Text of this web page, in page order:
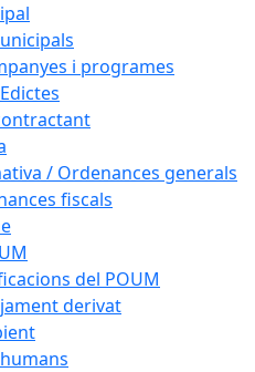
i programes
/ Ordenances generals
fiscals
del POUM
derivat